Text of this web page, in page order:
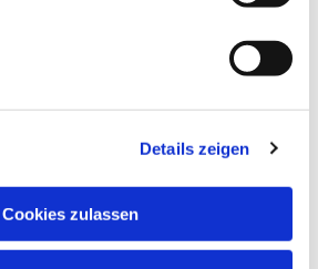
Details zeigen
Cookies zulassen